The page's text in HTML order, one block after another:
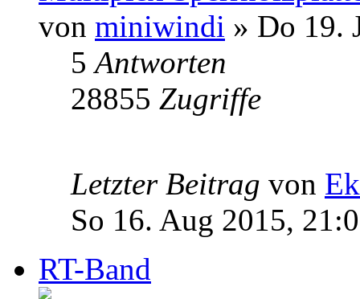
von miniwindi » Do 19.
5Antworten
28855 Zugriffe
Letzter Beitrag von
So 16. Aug 2015,
RT-Band